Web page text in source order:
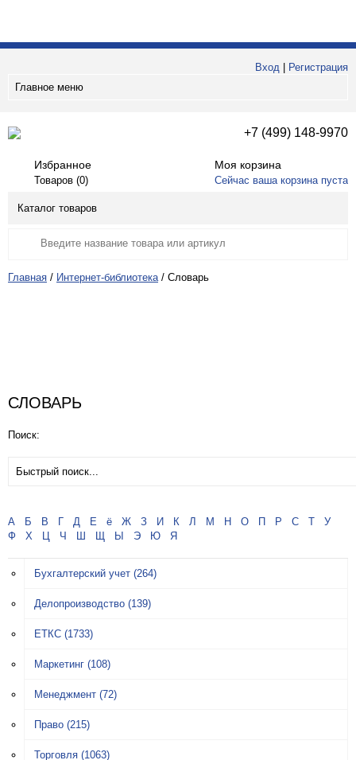
Вход
Регистрация
Главное меню
+7 (499) 148-9970
Избранное
Товаров (0)
Моя корзина
Сейчас ваша корзина пуста
Каталог товаров
Главная / Интернет-библиотека / Словарь
СЛОВАРЬ
Поиск:
А Б В Г Д Е ё Ж З И К Л М Н О П Р С Т
У
Ф
Х Ц Ч Ш Щ Ы Э Ю Я
Бухгалтерский учет (264)
Делопроизводство (139)
ЕТКС (1733)
Маркетинг (108)
Менеджмент (72)
Право (215)
Торговля (1063)